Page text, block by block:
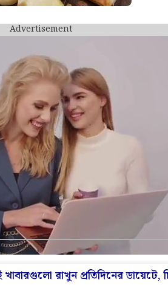
Advertisement
খাবারগুলো রাখুন প্রতিদিনের